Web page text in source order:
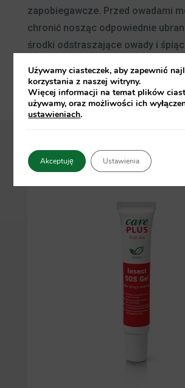
zapobiegawcze. Przed owadami
chronić nosząc odpowiednie
środki odstraszające owady i
Używamy ciasteczek, aby zapewnić
korzystania z naszej witryny.
Więcej informacji na temat plików
używamy, oraz możliwości ich
ustawieniach.
Akceptuję Ustawienia